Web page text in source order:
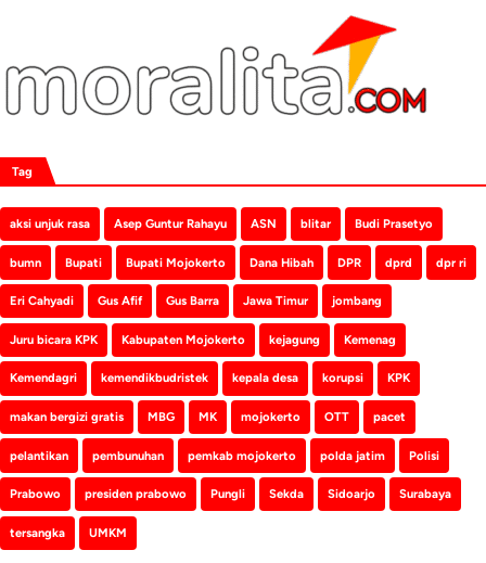
Tag
aksi unjuk rasa Asep Guntur Rahayu ASN blitar Budi Prasetyo
bumn Bupati Bupati Mojokerto Dana Hibah DPR dprd dpr ri
Eri Cahyadi Gus Afif Gus Barra Jawa Timur jombang
Juru bicara KPK Kabupaten Mojokerto kejagung Kemenag
Kemendagri kemendikbudristek kepala desa korupsi KPK
makan bergizi gratis MBG MK mojokerto OTT pacet
pelantikan pembunuhan pemkab mojokerto polda jatim Polisi
Prabowo presiden prabowo Pungli Sekda Sidoarjo Surabaya
tersangka UMKM